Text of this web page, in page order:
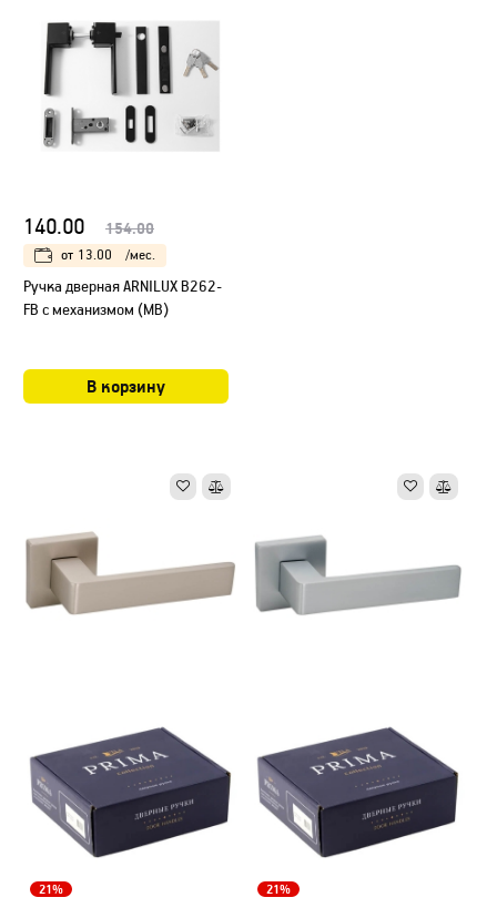
140.00 154.00
от 13.00 /мес.
Ручка дверная ARNILUX B262-
FB с механизмом (MB)
В корзину
21% 21%